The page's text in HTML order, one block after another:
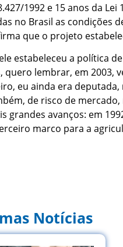
1992 e 15 anos da
no Brasil as condições
que o projeto
estabeleceu a política
lembrar, em 2003,
eu ainda era
de risco de
grandes avanços: em
marco para a
Notícias